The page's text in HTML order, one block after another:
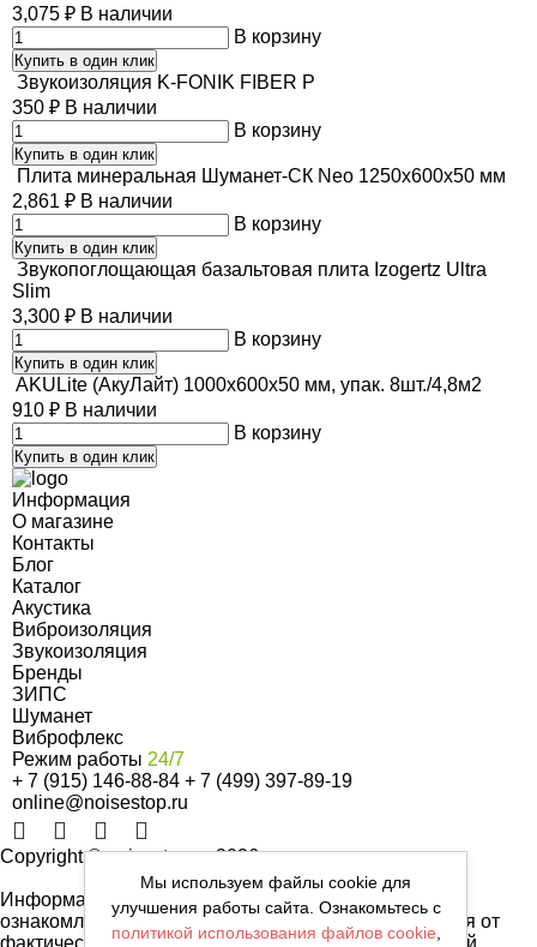
3,075 ₽ В наличии
В корзину
Купить в один клик
Звукоизоляция K-FONIK FIBER P
350 ₽ В наличии
В корзину
Купить в один клик
Плита минеральная Шуманет-СК Neo 1250х600х50 мм
2,861 ₽ В наличии
В корзину
Купить в один клик
Звукопоглощающая базальтовая плита Izogertz Ultra
Slim
3,300 ₽ В наличии
В корзину
Купить в один клик
AKULite (АкуЛайт) 1000х600х50 мм, упак. 8шт./4,8м2
910 ₽ В наличии
В корзину
Купить в один клик
Информация
О магазине
Контакты
Блог
Каталог
Акустика
Виброизоляция
Звукоизоляция
Бренды
ЗИПС
Шуманет
Виброфлекс
Режим работы 24/7
+ 7 (915) 146-88-84 + 7 (499) 397-89-19
online@noisestop.ru
Copyright © noisestop.ru 2026.
Информация о товарах на сайте приведена в целях
ознакомленияя. Фотографии, цвета могут отличаться от
фактических характеристик и не являются публичной
Мы используем файлы cookie для
улучшения работы сайта. Ознакомьтесь с
политикой использования файлов cookie